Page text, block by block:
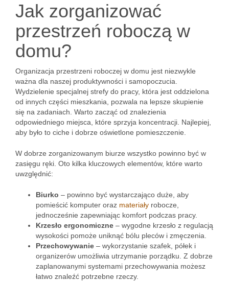
Jak zorganizować
przestrzeń roboczą w
domu?
Organizacja przestrzeni roboczej w domu jest niezwykle
ważna dla naszej produktywności i samopoczucia.
Wydzielenie specjalnej strefy do pracy, która jest oddzielona
od innych części mieszkania, pozwala na lepsze skupienie
się na zadaniach. Warto zacząć od znalezienia
odpowiedniego miejsca, które sprzyja koncentracji. Najlepiej,
aby było to ciche i dobrze oświetlone pomieszczenie.
W dobrze zorganizowanym biurze wszystko powinno być w
zasięgu ręki. Oto kilka kluczowych elementów, które warto
uwzględnić:
Biurko – powinno być wystarczająco duże, aby
pomieścić komputer oraz materiały robocze,
jednocześnie zapewniając komfort podczas pracy.
Krzesło ergonomiczne – wygodne krzesło z regulacją
wysokości pomoże uniknąć bólu pleców i zmęczenia.
Przechowywanie – wykorzystanie szafek, półek i
organizerów umożliwia utrzymanie porządku. Z dobrze
zaplanowanymi systemami przechowywania możesz
łatwo znaleźć potrzebne rzeczy.